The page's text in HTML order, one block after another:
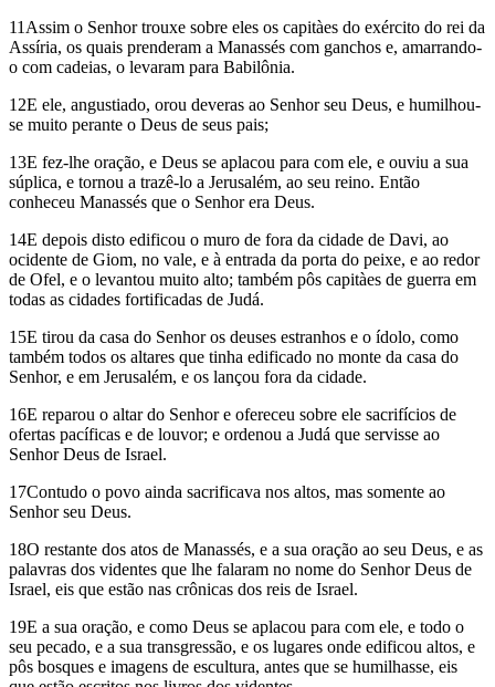
11Assim o Senhor trouxe sobre eles os capitàes do exército do rei da
Assíria, os quais prenderam a Manassés com ganchos e, amarrando-
o com cadeias, o levaram para Babilônia.
12E ele, angustiado, orou deveras ao Senhor seu Deus, e humilhou-
se muito perante o Deus de seus pais;
13E fez-lhe oração, e Deus se aplacou para com ele, e ouviu a sua
súplica, e tornou a trazê-lo a Jerusalém, ao seu reino. Então
conheceu Manassés que o Senhor era Deus.
14E depois disto edificou o muro de fora da cidade de Davi, ao
ocidente de Giom, no vale, e à entrada da porta do peixe, e ao redor
de Ofel, e o levantou muito alto; também pôs capitàes de guerra em
todas as cidades fortificadas de Judá.
15E tirou da casa do Senhor os deuses estranhos e o ídolo, como
também todos os altares que tinha edificado no monte da casa do
Senhor, e em Jerusalém, e os lançou fora da cidade.
16E reparou o altar do Senhor e ofereceu sobre ele sacrifícios de
ofertas pacíficas e de louvor; e ordenou a Judá que servisse ao
Senhor Deus de Israel.
17Contudo o povo ainda sacrificava nos altos, mas somente ao
Senhor seu Deus.
18O restante dos atos de Manassés, e a sua oração ao seu Deus, e as
palavras dos videntes que lhe falaram no nome do Senhor Deus de
Israel, eis que estão nas crônicas dos reis de Israel.
19E a sua oração, e como Deus se aplacou para com ele, e todo o
seu pecado, e a sua transgressão, e os lugares onde edificou altos, e
pôs bosques e imagens de escultura, antes que se humilhasse, eis